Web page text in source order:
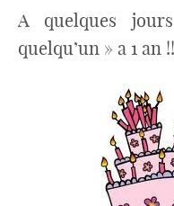
A quelques
quelqu’un » a 1 an !!